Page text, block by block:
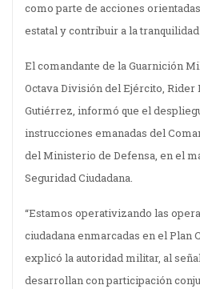
como parte de acciones
estatal y contribuir a la
El comandante de la Guarnición
Octava División del Ejército,
Gutiérrez, informó que el
instrucciones emanadas del
del Ministerio de Defensa, en el
Seguridad Ciudadana.
“Estamos operativizando las
ciudadana enmarcadas en el Plan
explicó la autoridad militar, al
desarrollan con participación